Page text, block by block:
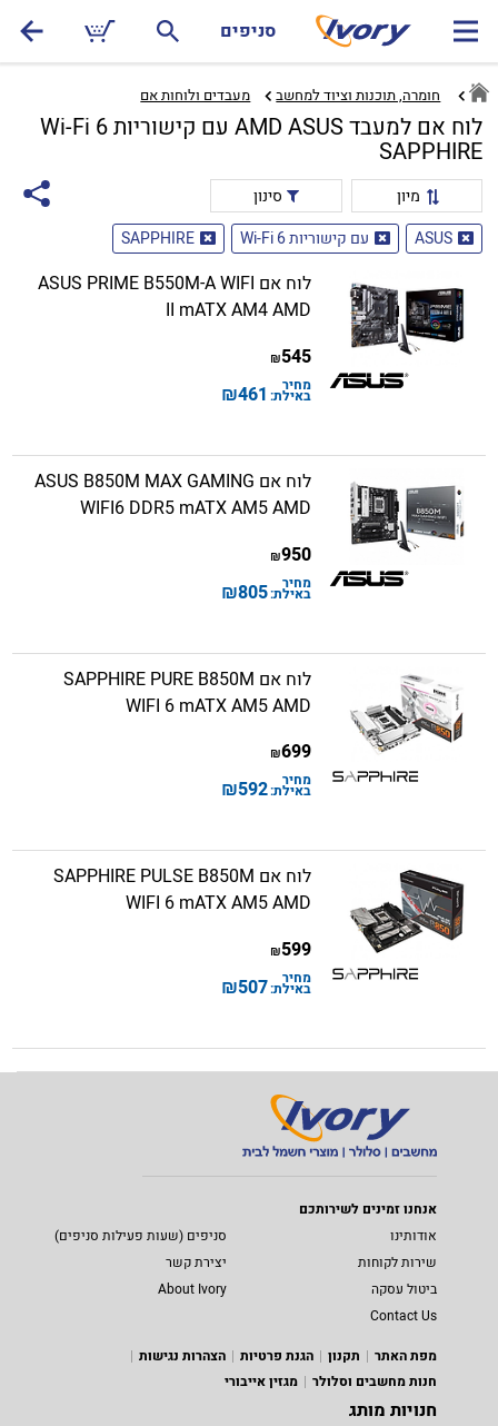
סניפים
חומרה, תוכנות וציוד למחשב מעבדים ולוחות אם‏
לוח אם למעבד AMD ASUS עם קישוריות Wi-Fi 6
SAPPHIRE
מיון
סינון
ASUS
עם קישוריות Wi-Fi 6 SAPPHIRE
לוח אם ASUS PRIME B550M-A WIFI
II mATX AM4 AMD
545
₪
מחיר
באילת: 461
₪
לוח אם ASUS B850M MAX GAMING
WIFI6 DDR5 mATX AM5 AMD
950
₪
מחיר
באילת:805
₪
לוח אם SAPPHIRE PURE B850M
WIFI 6 mATX AM5 AMD
699
₪
מחיר
באילת:592
₪
לוח אם SAPPHIRE PULSE B850M
WIFI 6 mATX AM5 AMD
599
₪
מחיר
באילת:507
₪
אנחנו זמינים לשירותכם
אודותינו
סניפים (שעות פעילות סניפים)
שירות לקוחות
יצירת קשר
ביטול עסקה
About Ivory
Contact Us
מפת האתר
תקנון הגנת פרטיות
הצהרות נגישות
חנות מחשבים וסלולר
מגזין אייבורי
חנויות מותג